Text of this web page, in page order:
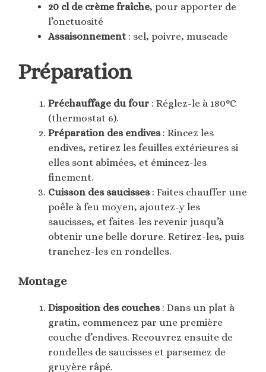
20 cl de crème fraîche, pour apporter de
l’onctuosité
Assaisonnement : sel, poivre, muscade
Préparation
Préchauffage du four : Réglez-le à 180°C
(thermostat 6).
Préparation des endives: Rincez les
endives, retirez les feuilles extérieures si
elles sont abîmées, et émincez-les
finement.
Cuisson des saucisses: Faites chauffer une
poêle à feu moyen, ajoutez-y les
saucisses, et faites-les revenir jusqu’à
obtenir une belle dorure. Retirez-les, puis
tranchez-les en rondelles.
Montage
Disposition des couches: Dans un plat à
gratin, commencez par une première
couche d’endives. Recouvrez ensuite de
rondelles de saucisses et parsemez de
gruyère râpé.